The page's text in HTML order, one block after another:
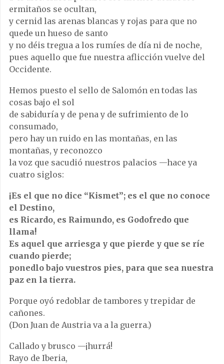
ermitaños se ocultan,
y cernid las arenas blancas y rojas para que no
quede un hueso de santo
y no déis tregua a los rumíes de día ni de noche,
pues aquello que fue nuestra aflicción vuelve del
Occidente.
Hemos puesto el sello de Salomón en todas las
cosas bajo el sol
de sabiduría y de pena y de sufrimiento de lo
consumado,
pero hay un ruido en las montañas, en las
montañas, y reconozco
la voz que sacudió nuestros palacios —hace ya
cuatro siglos:
¡Es el que no dice “Kismet”; es el que no conoce
el Destino,
es Ricardo, es Raimundo, es Godofredo que
llama!
Es aquel que arriesga y que pierde y que se ríe
cuando pierde;
ponedlo bajo vuestros pies, para que sea nuestra
paz en la tierra.
Porque oyó redoblar de tambores y trepidar de
cañones.
(Don Juan de Austria va a la guerra.)
Callado y brusco —¡hurrá!
Rayo de Iberia,